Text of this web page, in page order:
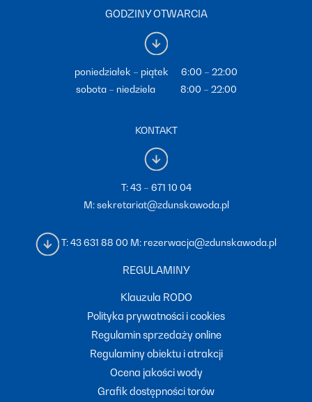
GODZINY OTWARCIA
poniedziałek – piątek 6:00 – 22:00
sobota – niedziela 8:00 – 22:00
KONTAKT
T:43 – 671 10 04
M:sekretariat@zdunskawoda.pl
T:43 631 88 00 M: rezerwacja@zdunskawoda.pl
REGULAMINY
Klauzula RODO
Polityka prywatności i cookies
Regulamin sprzedaży online
Regulaminy obiektu i atrakcji
Ocena jakości wody
Grafik dostępności torów